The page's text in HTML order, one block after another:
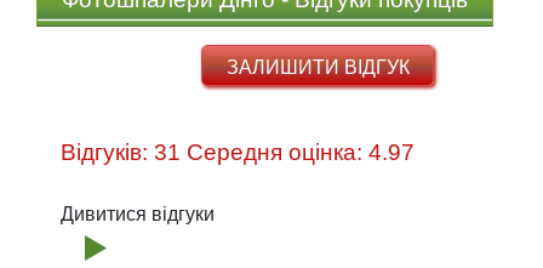
ЗАЛИШИТИ ВІДГУК
Відгуків: 31 Середня оцінка: 4.97
Дивитися відгуки